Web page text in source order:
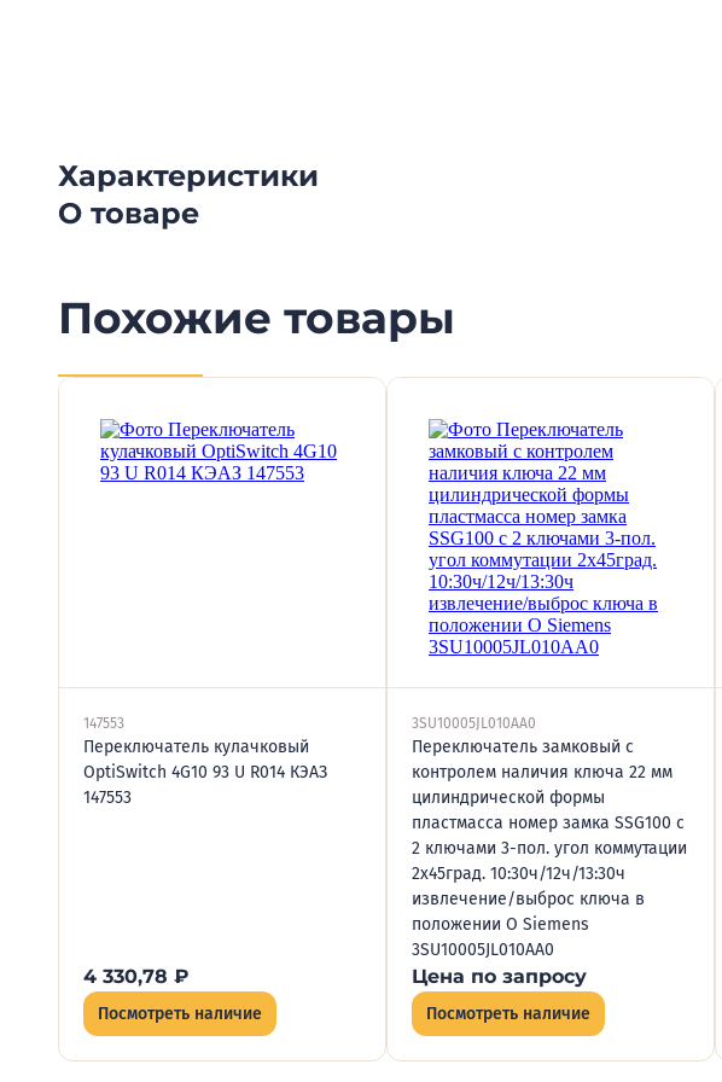
Характеристики
О товаре
Похожие товары
147553
Переключатель кулачковый
OptiSwitch 4G10 93 U R014 КЭАЗ
147553
4 330,78 ₽
Посмотреть наличие
3SU10005JL010AA0
Переключатель замковый с
контролем наличия ключа 22 мм
цилиндрической формы
пластмасса номер замка SSG100 с
2 ключами 3-пол. угол коммутации
2х45град. 10:30ч/12ч/13:30ч
извлечение/выброс ключа в
положении O Siemens
3SU10005JL010AA0
Цена по запросу
Посмотреть наличие